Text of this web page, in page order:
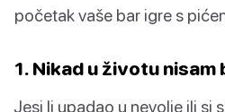
početak vaše bar igre s
1. Nikad u životu nisam
Jesi li upadao u nevolje ili si